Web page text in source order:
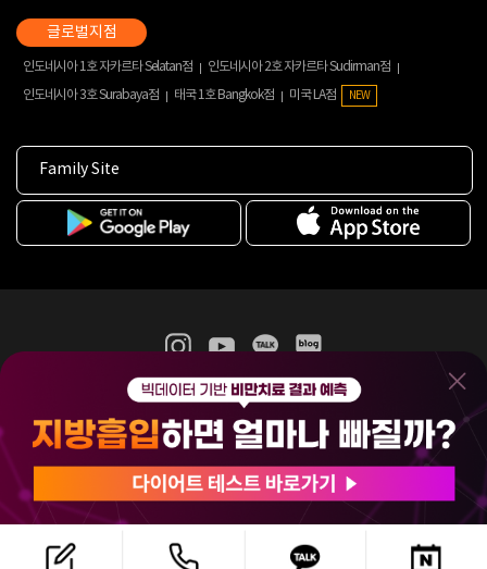
인도네시아 1호 자카르타 Selatan점
인도네시아 2호 자카르타 Sudirman점
인도네시아 3호 Surabaya점
태국 1호 Bangkok점 미국 LA점 NEW
Family Site
365mc 병·의원 이용약관
홈페이지 이용약관
비급여진료수가
(주)365mcㅣ서울특별시 서초구 서초대로52길 7, 3~4층(서초동, 제일빌딩)
120-87-04354ㅣ김남철
COPYRIGHT(C) 2025 365mc. ALL RIGHTS RESERVED.